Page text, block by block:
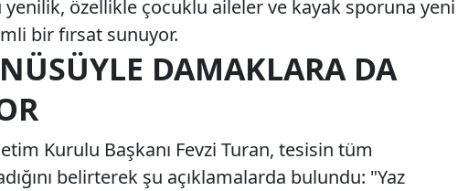
özellikle çocuklu aileler ve kayak sporuna yeni
bir fırsat sunuyor.
DAMAKLARA DA
Kurulu Başkanı Fevzi Turan, tesisin tüm
belirterek şu açıklamalarda bulundu: "Yaz